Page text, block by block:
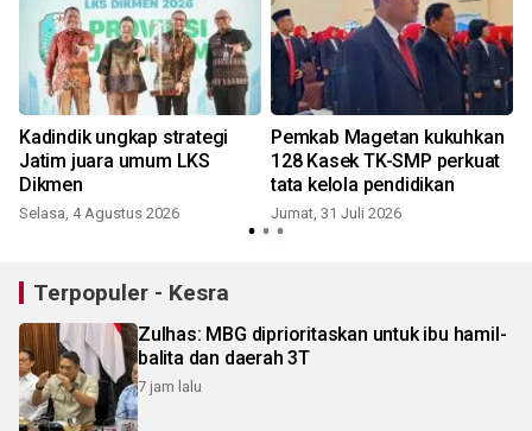
Kadindik ungkap strategi
Jatim juara umum LKS
Dikmen
Selasa, 4 Agustus 2026
Pemkab Magetan kukuhkan
128 Kasek TK-SMP perkuat
tata kelola pendidikan
Jumat, 31 Juli 2026
Terpopuler - Kesra
Zulhas: MBG diprioritaskan untuk ibu hamil-
balita dan daerah 3T
7 jam lalu